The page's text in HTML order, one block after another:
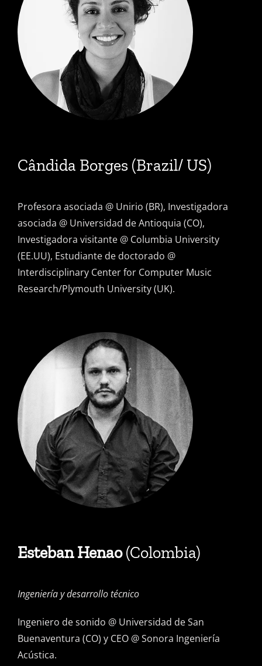
Cândida Borges(Brazil/ US)
Profesora asociada @ Unirio (BR), Investigadora
asociada @ Universidad de Antioquia (CO),
Investigadora visitante @ Columbia University
(EE.UU), Estudiante de doctorado @
Interdisciplinary Center for Computer Music
Research/Plymouth University (UK).
Esteban Henao(Colombia)
Ingeniería y desarrollo técnico
Ingeniero de sonido @ Universidad de San
Buenaventura (CO) y CEO @ Sonora Ingeniería
Acústica.